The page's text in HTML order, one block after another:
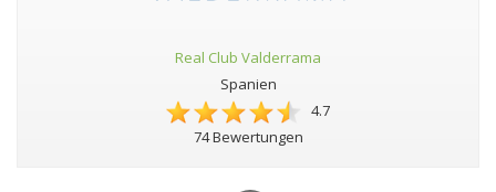
Real Club Valderrama
Spanien
4.7
74 Bewertungen